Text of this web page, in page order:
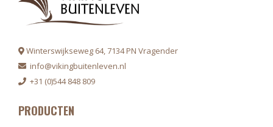
Winterswijkseweg 64, 7134 PN Vragender
info@vikingbuitenleven.nl
+31 (0)544 848 809
PRODUCTEN